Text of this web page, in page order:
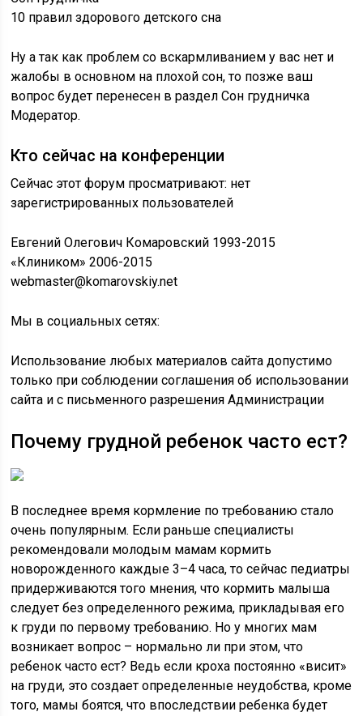
10 правил здорового детского сна
Ну а так как проблем со вскармливанием у вас нет и
жалобы в основном на плохой сон, то позже ваш
вопрос будет перенесен в раздел Сон грудничка
Модератор.
Кто сейчас на конференции
Сейчас этот форум просматривают: нет
зарегистрированных пользователей
Евгений Олегович Комаровский 1993-2015
«Клиником» 2006-2015
webmaster@komarovskiy.net
Мы в социальных сетях:
Использование любых материалов сайта допустимо
только при соблюдении соглашения об использовании
сайта и с письменного разрешения Администрации
Почему грудной ребенок часто ест?
В последнее время кормление по требованию стало
очень популярным. Если раньше специалисты
рекомендовали молодым мамам кормить
новорожденного каждые 3–4 часа, то сейчас педиатры
придерживаются того мнения, что кормить малыша
следует без определенного режима, прикладывая его
к груди по первому требованию. Но у многих мам
возникает вопрос – нормально ли при этом, что
ребенок часто ест? Ведь если кроха постоянно «висит»
на груди, это создает определенные неудобства, кроме
того, мамы боятся, что впоследствии ребенка будет